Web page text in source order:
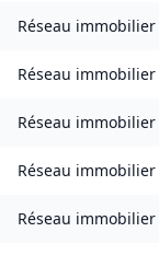
Réseau immobilier
Réseau immobilier
Réseau immobilier
Réseau immobilier
Réseau immobilier